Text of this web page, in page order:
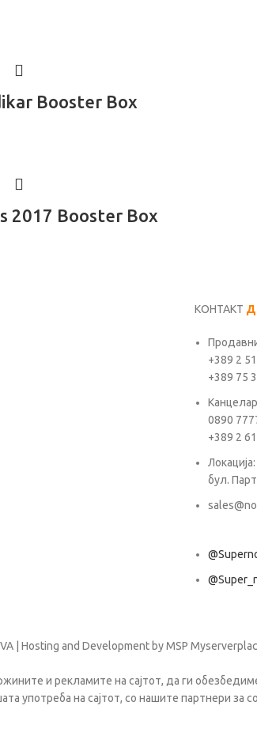
Booster Box
2017 Booster Box
КОНТАКТ
+389 2
+389 75
0890
+389 2
Локација:
бул.
| Hosting and Development by MSP
и рекламите на сајтот, да ги
употреба на сајтот, со нашите партнери за